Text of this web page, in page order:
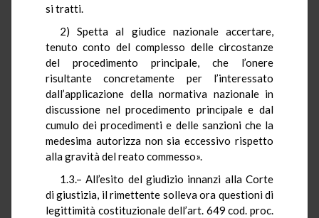
si tratti.
2) Spetta al giudice nazionale accertare,
tenuto conto del complesso delle circostanze
del procedimento principale, che l’onere
risultante concretamente per l’interessato
dall’applicazione della normativa nazionale in
discussione nel procedimento principale e dal
cumulo dei procedimenti e delle sanzioni che la
medesima autorizza non sia eccessivo rispetto
alla gravità del reato commesso».
1.3.– All’esito del giudizio innanzi alla Corte
di giustizia, il rimettente solleva ora questioni di
legittimità costituzionale dell’art. 649 cod. proc.